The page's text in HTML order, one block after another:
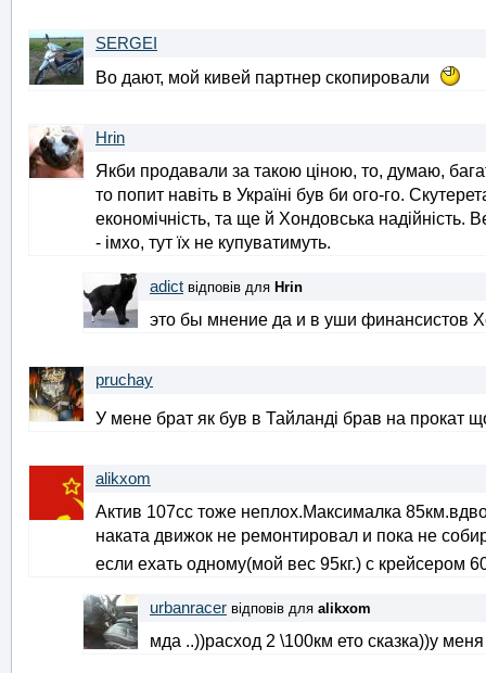
SERGEI
Во дают, мой кивей партнер скопировали
Hrin
Якби продавали за такою ціною, то, думаю,
то попит навіть в Україні був би ого-го.
економічність, та ще й Хондовська
- імхо, тут їх не купуватимуть.
adict відповів для Hrin
это бы мнение да и в уши финансистов
pruchay
У мене брат як був в Тайланді брав на прокат
alikxom
Актив 107сс тоже неплох.Максималка
наката движок не ремонтировал и пока не
если ехать одному(мой вес 95кг.) с крейсером
urbanracer відповів для alikxom
мда ..))расход 2 \100км ето сказка))у